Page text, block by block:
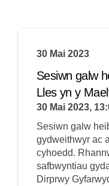
30 Mai 2023
Sesiwn galw
Lles yn y
30 Mai 2023,
Sesiwn galw
gydweithwyr ac
cyhoedd.
safbwyntiau
Dirprwy